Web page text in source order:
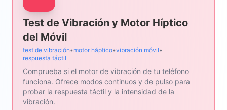
Test de Vibración y Motor Híptico
del Móvil
test de vibración•motor háptico•vibración móvil•
respuesta táctil
Comprueba si el motor de vibración de tu teléfono
funciona. Ofrece modos continuos y de pulso para
probar la respuesta táctil y la intensidad de la
vibración.